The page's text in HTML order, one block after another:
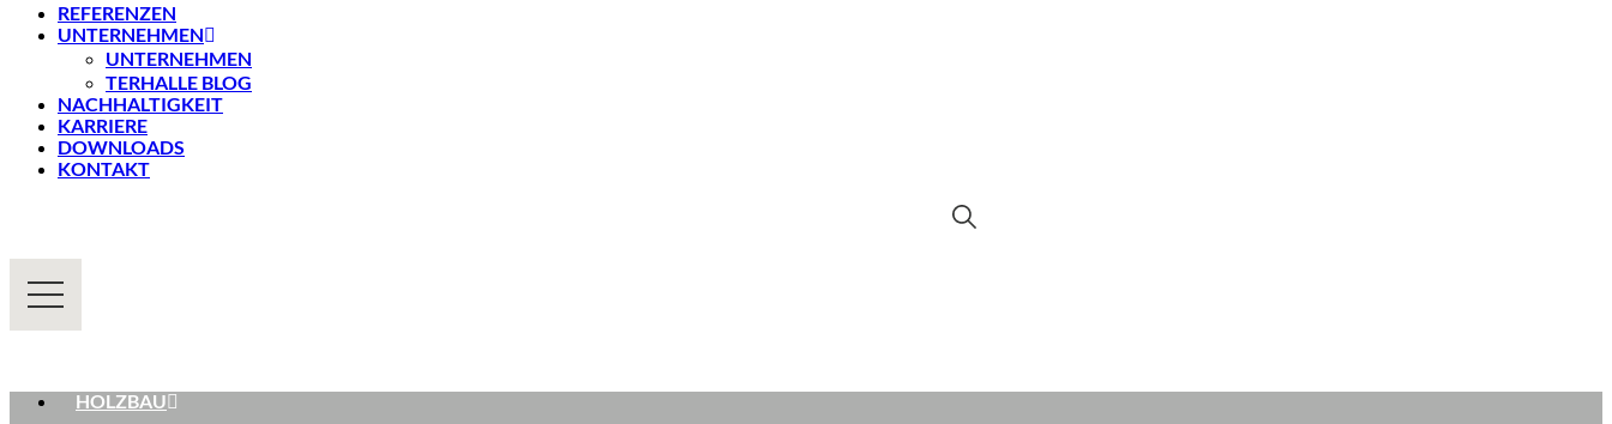
REFERENZEN
UNTERNEHMEN
UNTERNEHMEN
TERHALLE BLOG
NACHHALTIGKEIT
KARRIERE
DOWNLOADS
KONTAKT
HOLZBAU